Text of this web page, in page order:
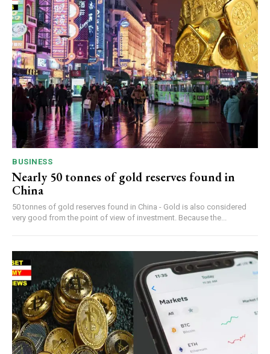
BUSINESS
Nearly 50 tonnes of gold reserves found in
China
50 tonnes of gold reserves found in China - Gold is also considered
very good from the point of view of investment. Because the...